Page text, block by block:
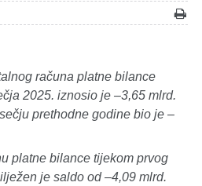
računa platne bilance
2025. iznosio je –3,65 mlrd.
prethodne godine bio je –
platne bilance tijekom prvog
je saldo od –4,09 mlrd.